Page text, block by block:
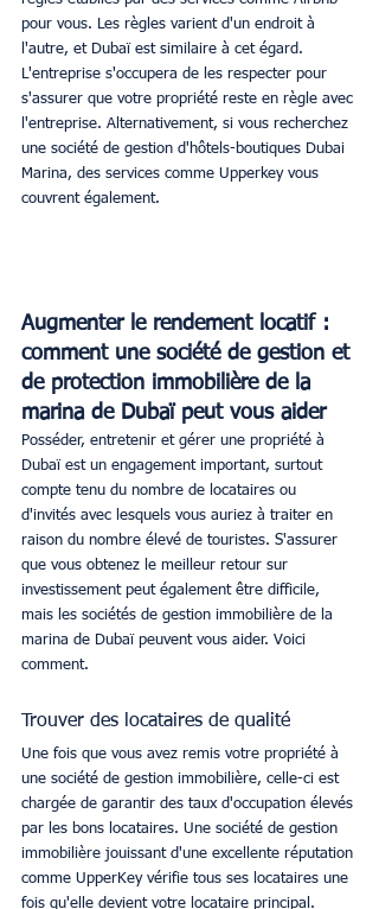
pour vous. Les règles varient d'un endroit à
l'autre, et Dubaï est similaire à cet égard.
L'entreprise s'occupera de les respecter pour
s'assurer que votre propriété reste en règle avec
l'entreprise. Alternativement, si vous recherchez
une société de gestion d'hôtels-boutiques Dubai
Marina, des services comme Upperkey vous
couvrent également.
Augmenter le rendement locatif :
comment une société de gestion et
de protection immobilière de la
marina de Dubaï peut vous aider
Posséder, entretenir et gérer une propriété à
Dubaï est un engagement important, surtout
compte tenu du nombre de locataires ou
d'invités avec lesquels vous auriez à traiter en
raison du nombre élevé de touristes. S'assurer
que vous obtenez le meilleur retour sur
investissement peut également être difficile,
mais les sociétés de gestion immobilière de la
marina de Dubaï peuvent vous aider. Voici
comment.
Trouver des locataires de qualité
Une fois que vous avez remis votre propriété à
une société de gestion immobilière, celle-ci est
chargée de garantir des taux d'occupation élevés
par les bons locataires. Une société de gestion
immobilière jouissant d'une excellente réputation
comme UpperKey vérifie tous ses locataires une
fois qu'elle devient votre locataire principal.